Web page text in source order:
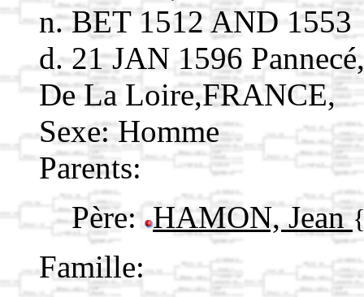
n. BET 1512 AND 1553
d. 21 JAN 1596
De La Loire,FRANCE,
Sexe: Homme
Parents:
Père: HAMON, Jean
Famille: